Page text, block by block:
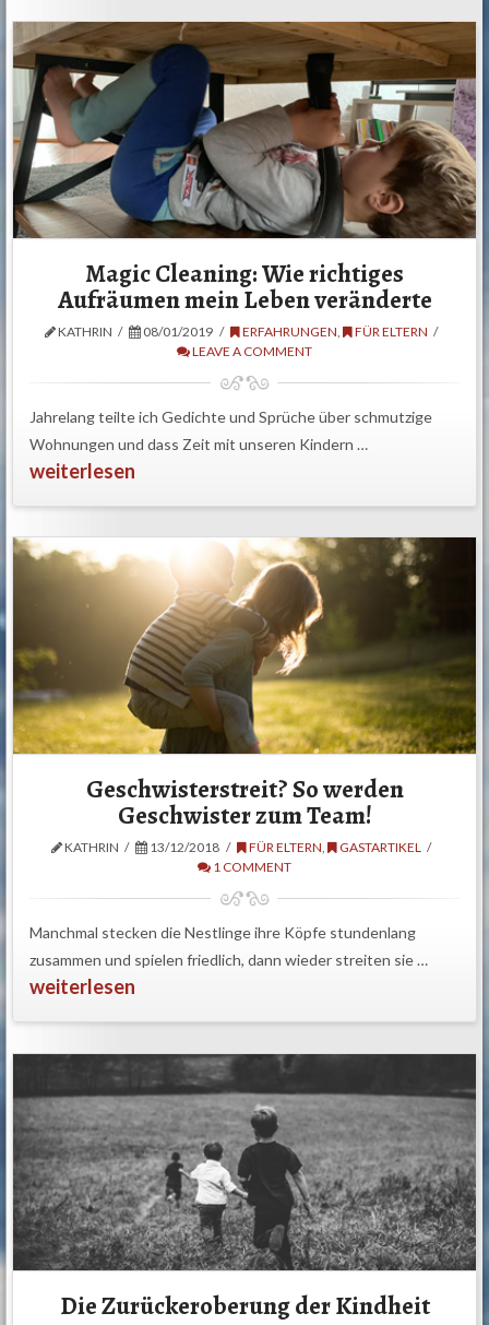
Magic Cleaning: Wie richtiges
Aufräumen mein Leben veränderte
KATHRIN 08/01/2019 ERFAHRUNGEN,
FÜR ELTERN
LEAVE A COMMENT
Jahrelang teilte ich Gedichte und Sprüche über schmutzige
Wohnungen und dass Zeit mit unseren Kindern …
weiterlesen
Geschwisterstreit? So werden
Geschwister zum Team!
KATHRIN 13/12/2018 FÜR ELTERN,
GASTARTIKEL
1 COMMENT
Manchmal stecken die Nestlinge ihre Köpfe stundenlang
zusammen und spielen friedlich, dann wieder streiten sie …
weiterlesen
Die Zurückeroberung der Kindheit